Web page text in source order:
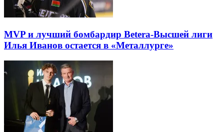
MVP и лучший бомбардир Betera-Высшей лиги
Илья Иванов остается в «Металлурге»